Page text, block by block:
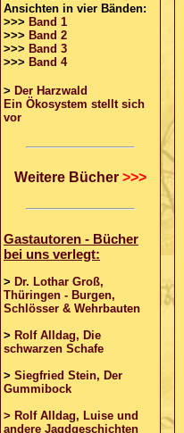
Ansichten in vier Bänden:
>>> Band 1
>>> Band 2
>>> Band 3
>>> Band 4
> Der Harzwald
Ein Ökosystem stellt sich
vor
Weitere Bücher >>>
Gastautoren - Bücher
bei uns verlegt:
> Dr. Lothar Groß,
Thüringen - Burgen,
Schlösser & Wehrbauten
> Rolf Alldag, Die
schwarzen Schafe
> Siegfried Stein, Der
Gummibock
> Rolf Alldag, Luise und
andere Jagdgeschichten